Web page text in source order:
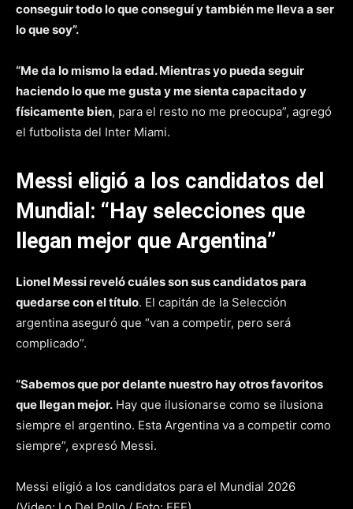
conseguir todo lo que conseguí y también me lleva a ser
lo que soy”.
“Me da lo mismo la edad. Mientras yo pueda seguir
haciendo lo que me gusta y me sienta capacitado y
físicamente bien, para el resto no me preocupa”, agregó
el futbolista del Inter Miami.
Messi eligió a los candidatos del
Mundial: “Hay selecciones que
llegan mejor que Argentina”
Lionel Messi reveló cuáles son sus candidatos para
quedarse con el título. El capitán de la Selección
argentina aseguró que “van a competir, pero será
complicado”.
“Sabemos que por delante nuestro hay otros favoritos
que llegan mejor. Hay que ilusionarse como se ilusiona
siempre el argentino. Esta Argentina va a competir como
siempre”, expresó Messi.
Messi eligió a los candidatos para el Mundial 2026